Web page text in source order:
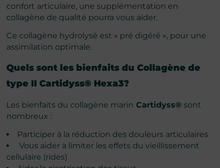
confort articulaire, une supplémentation en
collagène de qualité pourra vous aider.
Ce collagène hydrolysé est « pré digéré », pour une
assimilation optimale.
Quels sont les bienfaits du Collagène de
type II Cartidyss® Hexa3?
Les bienfaits du collagène marin Cartidyss® sont
nombreux :
Participer à la réduction des douleurs articulaires
Vous aider à limiter les effets du vieillissement
cellulaire (rides)